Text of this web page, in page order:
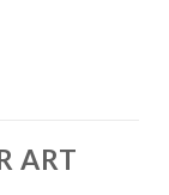
ART